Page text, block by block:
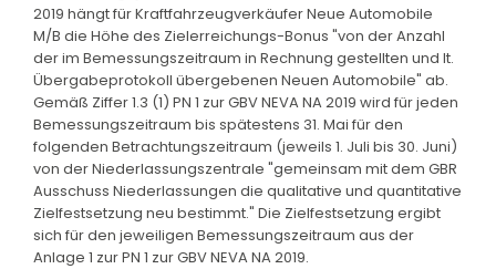
2019 hängt für Kraftfahrzeugverkäufer Neue Automobile
M/B die Höhe des Zielerreichungs-Bonus "von der Anzahl
der im Bemessungszeitraum in Rechnung gestellten und It.
Übergabeprotokoll übergebenen Neuen Automobile" ab.
Gemäß Ziffer 1.3 (1) PN 1 zur GBV NEVA NA 2019 wird für jeden
Bemessungszeitraum bis spätestens 31. Mai für den
folgenden Betrachtungszeitraum (jeweils 1. Juli bis 30. Juni)
von der Niederlassungszentrale "gemeinsam mit dem GBR
Ausschuss Niederlassungen die qualitative und quantitative
Zielfestsetzung neu bestimmt." Die Zielfestsetzung ergibt
sich für den jeweiligen Bemessungszeitraum aus der
Anlage 1 zur PN 1 zur GBV NEVA NA 2019.